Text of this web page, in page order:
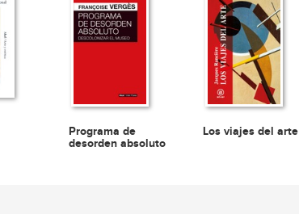
Programa de
desorden absoluto
Los viajes del arte